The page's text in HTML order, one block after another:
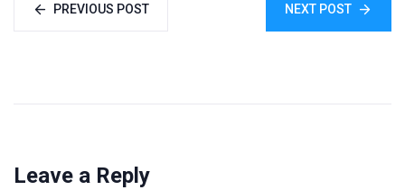
PREVIOUS POST NEXT POST
Leave a Reply